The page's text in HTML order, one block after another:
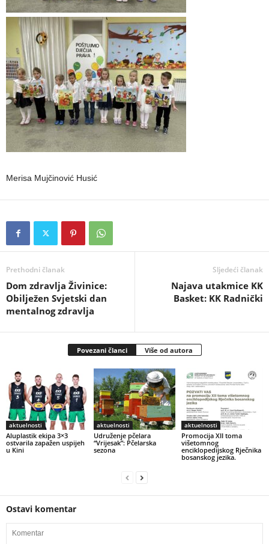
Merisa Mujčinović Husić
Prethodni članak
Dom zdravlja Živinice:
Obilježen Svjetski dan
mentalnog zdravlja
Sljedeći članak
Najava utakmice KK
Basket: KK Radnički
Povezani članci Više od autora
aktuelnosti
Aluplastik ekipa 3×3
ostvarila zapažen uspijeh
u Kini
aktuelnosti
Udruženje pčelara
“Vrijesak”: Pčelarska
sezona
aktuelnosti
Promocija XII toma
višetomnog
enciklopedijskog Rječnika
bosanskog jezika.
Ostavi komentar